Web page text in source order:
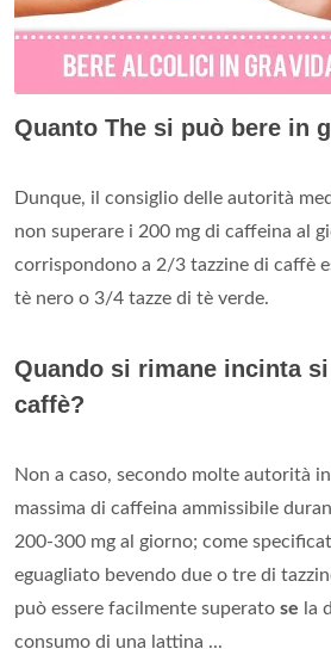
Quanto The si può bere in
Dunque, il consiglio delle autorità
non superare i 200 mg di caffeina al
corrispondono a 2/3 tazzine di caffè
tè nero o 3/4 tazze di tè verde.
Quando si rimane incinta si
caffè?
Non a caso, secondo molte autorità
massima di caffeina ammissibile
200-300 mg al giorno; come
eguagliato bevendo due o tre di
può essere facilmente superato se la
consumo di una lattina ...